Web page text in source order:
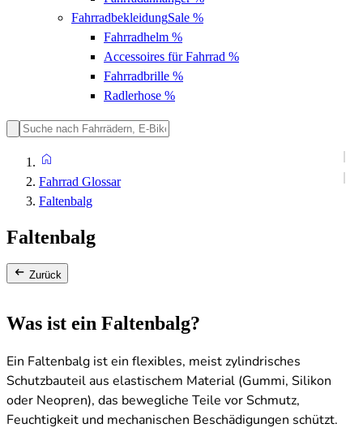
FahrradbekleidungSale %
Fahrradhelm %
Accessoires für Fahrrad %
Fahrradbrille %
Radlerhose %
Fahrrad Glossar
Faltenbalg
Faltenbalg
Zurück
Was ist ein Faltenbalg?
Ein Faltenbalg ist ein flexibles, meist zylindrisches
Schutzbauteil aus elastischem Material (Gummi, Silikon
oder Neopren), das bewegliche Teile vor Schmutz,
Feuchtigkeit und mechanischen Beschädigungen schützt.